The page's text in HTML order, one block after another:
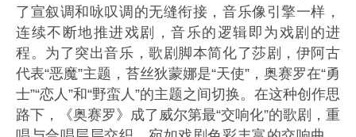
了宣叙调和咏叹调的无缝衔接，音乐像引擎一样，
连续不断地推进戏剧，音乐的逻辑即为戏剧的进
程。为了突出音乐，歌剧脚本简化了莎剧，伊阿古
代表“恶魔”主题，苔丝狄蒙娜是“天使”，奥赛罗在“勇
士”“恋人”和“野蛮人”的主题之间切换。在这种创作思
路下，《奥赛罗》成了威尔第最“交响化”的歌剧，重